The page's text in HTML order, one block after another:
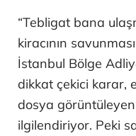
“Tebligat bana
kiracının
İstanbul Bölge
dikkat çekici karar,
dosya
ilgilendiriyor. Peki